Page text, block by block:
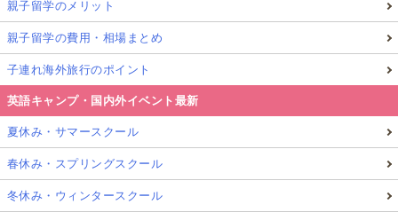
親子留学のメリット
親子留学の費用・相場まとめ
子連れ海外旅行のポイント
英語キャンプ・国内外イベント最新
夏休み・サマースクール
春休み・スプリングスクール
冬休み・ウィンタースクール